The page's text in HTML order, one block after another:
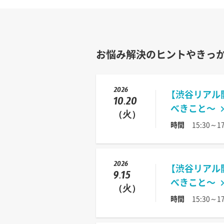
お悩み解決のヒントやきっ
2026
10.20
（火）
【渋谷リア
べきこと〜
時間 15:30～
2026
9.15
（火）
【渋谷リア
べきこと〜
時間 15:30～